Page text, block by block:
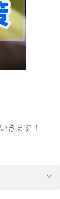
きます！